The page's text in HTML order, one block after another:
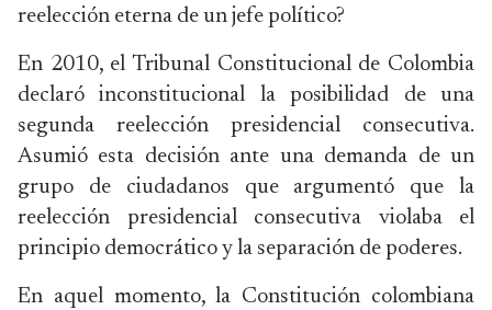
reelección eterna de un jefe político?
En 2010, el Tribunal Constitucional de Colombia
declaró inconstitucional la posibilidad de una
segunda reelección presidencial consecutiva.
Asumió esta decisión ante una demanda de un
grupo de ciudadanos que argumentó que la
reelección presidencial consecutiva violaba el
principio democrático y la separación de poderes.
En aquel momento, la Constitución colombiana